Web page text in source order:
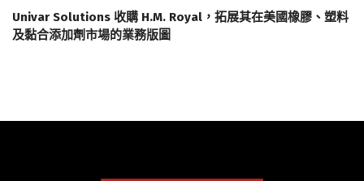
Univar Solutions 收購 H.M. Royal，拓展其在美國橡膠、塑料
及黏合添加劑市場的業務版圖